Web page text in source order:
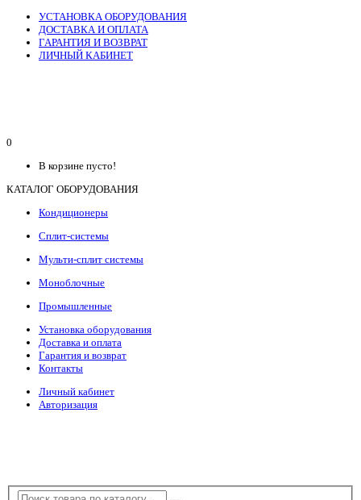
УСТАНОВКА ОБОРУДОВАНИЯ
ДОСТАВКА И ОПЛАТА
ГАРАНТИЯ И ВОЗВРАТ
ЛИЧНЫЙ КАБИНЕТ
0
В корзине пусто!
КАТАЛОГ ОБОРУДОВАНИЯ
Кондиционеры
Сплит-системы
Мульти-сплит системы
Моноблочные
Промышленные
Установка оборудования
Доставка и оплата
Гарантия и возврат
Контакты
Личный кабинет
Авторизация